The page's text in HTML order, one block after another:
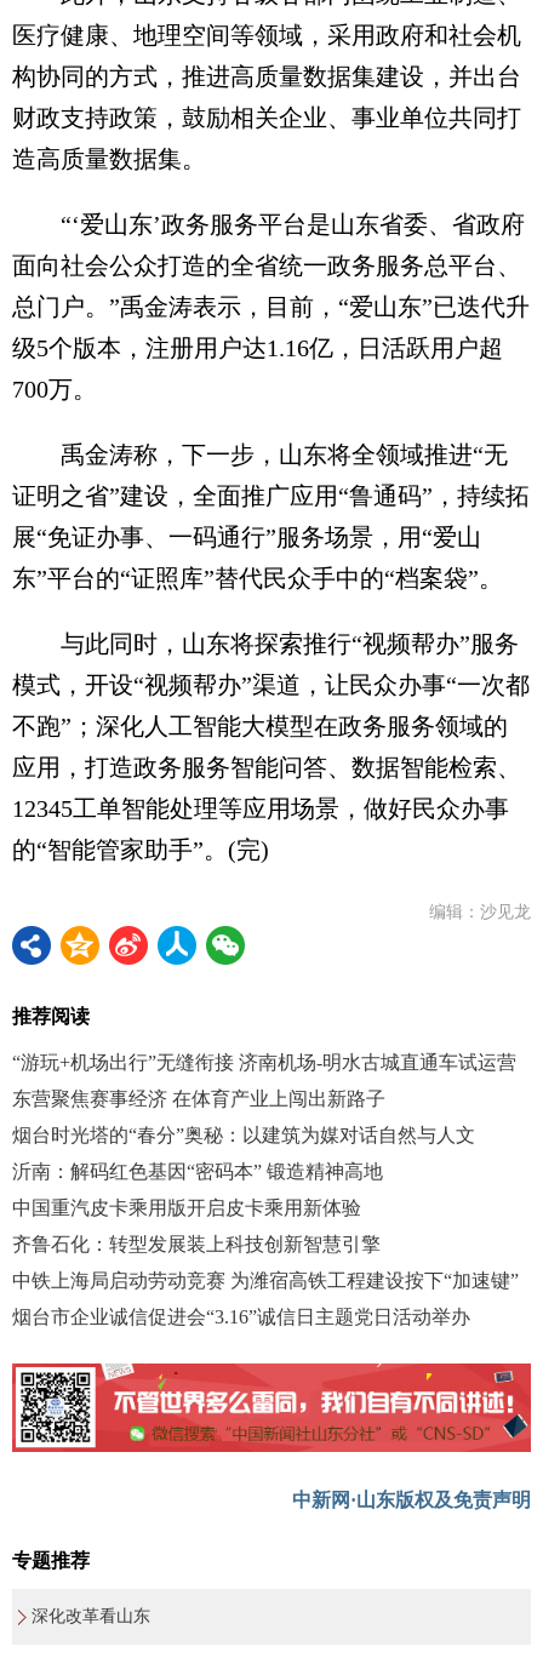
医疗健康、地理空间等领域，采用政府和社会机
构协同的方式，推进高质量数据集建设，并出台
财政支持政策，鼓励相关企业、事业单位共同打
造高质量数据集。
“‘爱山东’政务服务平台是山东省委、省政府
面向社会公众打造的全省统一政务服务总平台、
总门户。”禹金涛表示，目前，“爱山东”已迭代升
级5个版本，注册用户达1.16亿，日活跃用户超
700万。
禹金涛称，下一步，山东将全领域推进“无
证明之省”建设，全面推广应用“鲁通码”，持续拓
展“免证办事、一码通行”服务场景，用“爱山
东”平台的“证照库”替代民众手中的“档案袋”。
与此同时，山东将探索推行“视频帮办”服务
模式，开设“视频帮办”渠道，让民众办事“一次都
不跑”；深化人工智能大模型在政务服务领域的
应用，打造政务服务智能问答、数据智能检索、
12345工单智能处理等应用场景，做好民众办事
的“智能管家助手”。(完)
编辑：沙见龙
推荐阅读
“游玩+机场出行”无缝衔接 济南机场-明水古城直通车试运营
东营聚焦赛事经济 在体育产业上闯出新路子
烟台时光塔的“春分”奥秘：以建筑为媒对话自然与人文
沂南：解码红色基因“密码本” 锻造精神高地
中国重汽皮卡乘用版开启皮卡乘用新体验
齐鲁石化：转型发展装上科技创新智慧引擎
中铁上海局启动劳动竞赛 为潍宿高铁工程建设按下“加速键”
烟台市企业诚信促进会“3.16”诚信日主题党日活动举办
中新网·山东版权及免责声明
专题推荐
深化改革看山东